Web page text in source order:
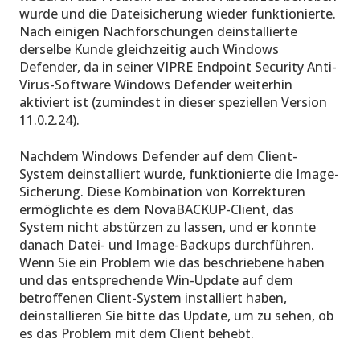
wurde und die Dateisicherung wieder funktionierte.
Nach einigen Nachforschungen deinstallierte
derselbe Kunde gleichzeitig auch Windows
Defender, da in seiner VIPRE Endpoint Security Anti-
Virus-Software Windows Defender weiterhin
aktiviert ist (zumindest in dieser speziellen Version
11.0.2.24).
Nachdem Windows Defender auf dem Client-
System deinstalliert wurde, funktionierte die Image-
Sicherung. Diese Kombination von Korrekturen
ermöglichte es dem NovaBACKUP-Client, das
System nicht abstürzen zu lassen, und er konnte
danach Datei- und Image-Backups durchführen.
Wenn Sie ein Problem wie das beschriebene haben
und das entsprechende Win-Update auf dem
betroffenen Client-System installiert haben,
deinstallieren Sie bitte das Update, um zu sehen, ob
es das Problem mit dem Client behebt.